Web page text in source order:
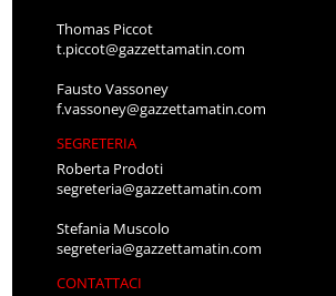
Thomas Piccot
t.piccot@gazzettamatin.com
Fausto Vassoney
f.vassoney@gazzettamatin.com
SEGRETERIA
Roberta Prodoti
segreteria@gazzettamatin.com
Stefania Muscolo
segreteria@gazzettamatin.com
CONTATTACI